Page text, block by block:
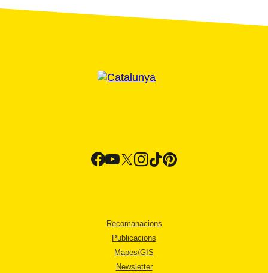
Recomanacions
Publicacions
Mapes/GIS
Newsletter